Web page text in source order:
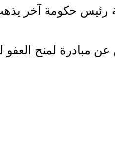
رئيس حكومة آخر
مبادرة لمنح العفو